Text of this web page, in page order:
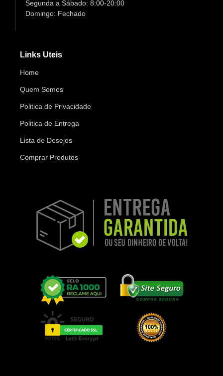
Segunda a Sábado: 8:00-20:00
Domingo: Fechado
Links Uteis
Home
Quem Somos
Politica de Privacidade
Politica de Entrega
Lista de Desejos
Comprar Produtos